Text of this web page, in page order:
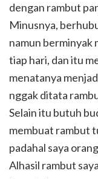
dengan rambut
Minusnya,
namun berminyak
tiap hari, dan itu
menatanya
nggak ditata
Selain itu butuh
membuat rambut
padahal saya
Alhasil rambut